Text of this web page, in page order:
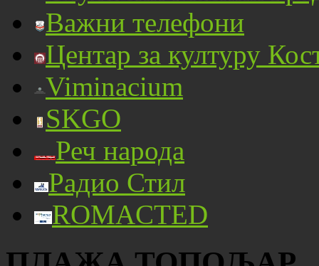
Важни телефони
Центар за културу
Viminacium
SKGO
Реч народа
Радио Стил
ROMACTED